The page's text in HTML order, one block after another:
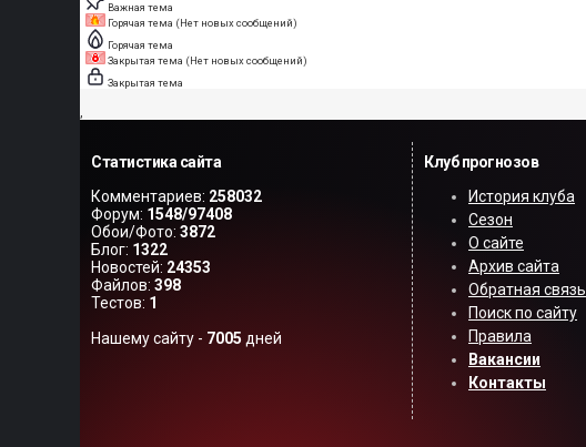
Важная тема
Горячая тема (Нет новых сообщений)
Горячая тема
Закрытая тема (Нет новых сообщений)
Закрытая тема
,
Статистика сайта
Комментариев: 258032
Форум: 1548/97408
Обои/Фото: 3872
Блог: 1322
Новостей: 24353
Файлов: 398
Тестов: 1
Нашему сайту - 7005 дней
Клуб прогнозов
История клуба
Сезон
О сайте
Архив сайта
Обратная связь
Поиск по сайту
Правила
Вакансии
Контакты